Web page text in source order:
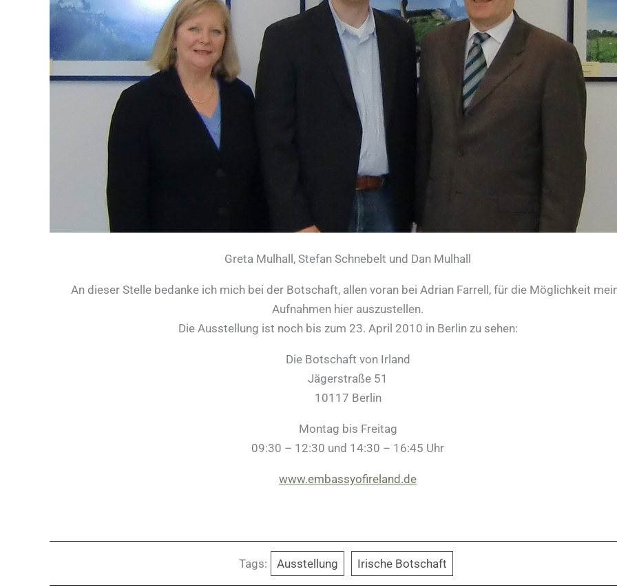
Greta Mulhall, Stefan Schnebelt und Dan Mulhall
An dieser Stelle bedanke ich mich bei der Botschaft, allen voran bei Adrian Farrell, für die Möglichkeit
Aufnahmen hier auszustellen.
Die Ausstellung ist noch bis zum 23. April 2010 in Berlin zu sehen:
Die Botschaft von Irland
Jägerstraße 51
10117 Berlin
Montag bis Freitag
09:30 – 12:30 und 14:30 – 16:45 Uhr
www.embassyofireland.de
Tags: Ausstellung Irische Botschaft